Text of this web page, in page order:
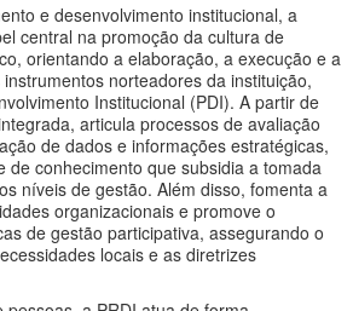
e desenvolvimento institucional, a
central na promoção da cultura de
orientando a elaboração, a execução e a
norteadores da instituição,
Institucional (PDI). A partir de
articula processos de avaliação
de dados e informações estratégicas,
de conhecimento que subsidia a tomada
níveis de gestão. Além disso, fomenta a
organizacionais e promove o
de gestão participativa, assegurando o
locais e as diretrizes